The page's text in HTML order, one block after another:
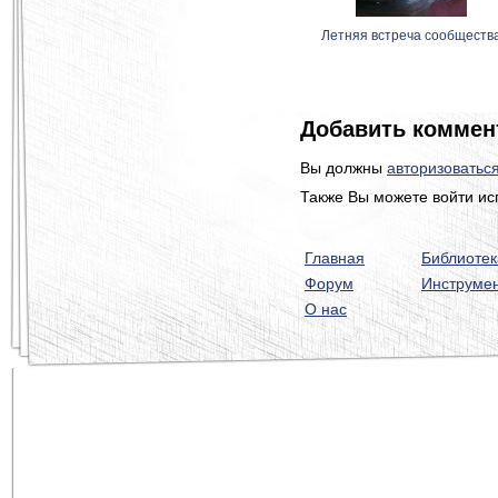
Летняя встреча
Добавить
Вы должны
Также Вы можете войти
Главная
Форум
О нас